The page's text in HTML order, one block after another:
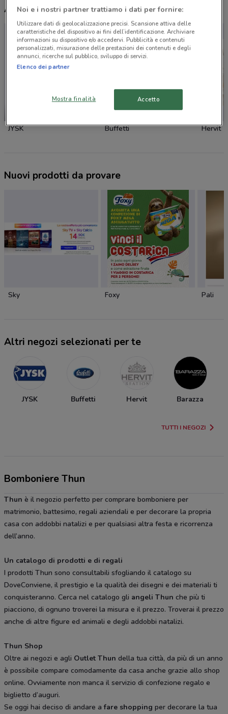
Altri volantini nelle vicinanze
JYSK Buffetti Hervit
Nuovi prodotti da provare
Sky Foxy Pali
Altri negozi selezionati per te
JYSK Buffetti Hervit Barazza
TUTTI I NEGOZI
Bomboniere Thun
Thun è il negozio perfetto per comprare bomboniere per
matrimonio, battesimo, regali aziendali e per decorare la propria
casa con addobbi natalizi e per qualsiasi altra festa e ricorrenza
dell’anno.
Un catalogo di prodotti e di regali
I prodotti Thun sono consultabili sfogliando il catalogo su
DoveConviene, il prestigio e la qualità dei disegni e dei materiali ti
conquisteranno. Cerca nel catalogo gli angeli Thun che più ti
piacciono, di ognuno troverei la misura e il prezzo. Troverai il prezzo
anche di altre figure ed animali e degli addobbi natalizi.
Thun Shop
Oltre ai negozi e agli Outlet Thun della tua città, da più di un anno
è possibile compare comodamente da casa anche grazie allo shop
online. Ovviamente non manca il servizio di confezione regalo e
biglietto d’auguri.
Se oggi hai deciso di andare afare shopping per decorare la tua
Noi e i nostri partner trattiamo i dati per fornire:
Utilizzare dati di geolocalizzazione precisi. Scansione attiva delle
caratteristiche del dispositivo ai fini dell’identificazione. Archiviare
informazioni su dispositivo e/o accedervi. Pubblicità e contenuti
personalizzati, misurazione delle prestazioni dei contenuti e degli
annunci, ricerche sul pubblico, sviluppo di servizi.
Elenco dei partner
Mostra finalità Accetto